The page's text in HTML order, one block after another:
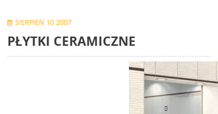
SIERPIEŃ 10 2007
PŁYTKI CERAMICZNE